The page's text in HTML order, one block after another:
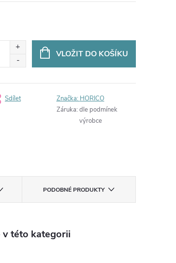
VLOŽIT DO KOŠÍKU
Sdílet Značka: HORICO
Záruka: dle podmínek
výrobce
PODOBNÉ PRODUKTY
v této kategorii